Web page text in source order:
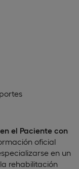
el Paciente con
oficial
en un
rehabilitación